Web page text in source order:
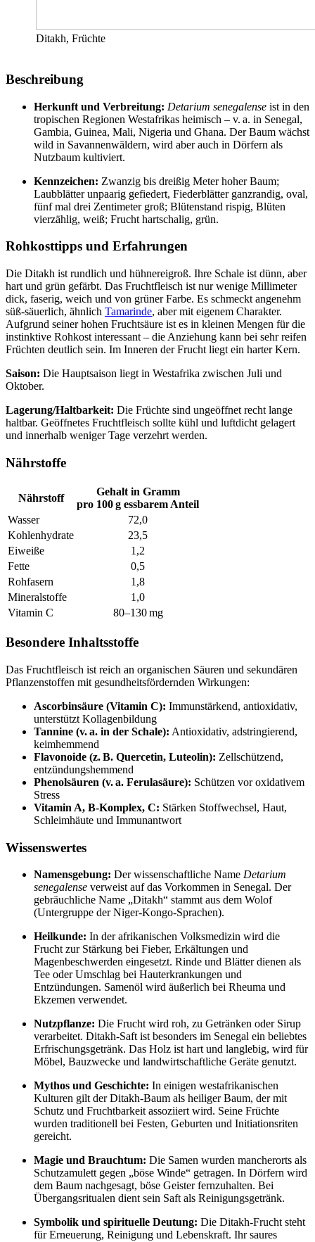
Ditakh, Früchte
Beschreibung
Herkunft und Verbreitung: Detarium senegalense ist in den
tropischen Regionen Westafrikas heimisch – v. a. in Senegal,
Gambia, Guinea, Mali, Nigeria und Ghana. Der Baum wächst
wild in Savannenwäldern, wird aber auch in Dörfern als
Nutzbaum kultiviert.
Kennzeichen: Zwanzig bis dreißig Meter hoher Baum;
Laubblätter unpaarig gefiedert, Fiederblätter ganzrandig, oval,
fünf mal drei Zentimeter groß; Blütenstand rispig, Blüten
vierzählig, weiß; Frucht hartschalig, grün.
Rohkosttipps und Erfahrungen
Die Ditakh ist rundlich und hühnereigroß. Ihre Schale ist dünn, aber
hart und grün gefärbt. Das Fruchtfleisch ist nur wenige Millimeter
dick, faserig, weich und von grüner Farbe. Es schmeckt angenehm
süß-säuerlich, ähnlich Tamarinde, aber mit eigenem Charakter.
Aufgrund seiner hohen Fruchtsäure ist es in kleinen Mengen für die
instinktive Rohkost interessant – die Anziehung kann bei sehr reifen
Früchten deutlich sein. Im Inneren der Frucht liegt ein harter Kern.
Saison: Die Hauptsaison liegt in Westafrika zwischen Juli und
Oktober.
Lagerung/Haltbarkeit: Die Früchte sind ungeöffnet recht lange
haltbar. Geöffnetes Fruchtfleisch sollte kühl und luftdicht gelagert
und innerhalb weniger Tage verzehrt werden.
Nährstoffe
Nährstoff
Gehalt in Gramm
pro 100 g essbarem Anteil
Wasser
72,0
Kohlenhydrate
23,5
Eiweiße
1,2
Fette
0,5
Rohfasern
1,8
Mineralstoffe
1,0
Vitamin C
80–130 mg
Besondere Inhaltsstoffe
Das Fruchtfleisch ist reich an organischen Säuren und sekundären
Pflanzenstoffen mit gesundheitsfördernden Wirkungen:
Ascorbinsäure (Vitamin C): Immunstärkend, antioxidativ,
unterstützt Kollagenbildung
Tannine (v. a. in der Schale): Antioxidativ, adstringierend,
keimhemmend
Flavonoide (z. B. Quercetin, Luteolin): Zellschützend,
entzündungshemmend
Phenolsäuren (v. a. Ferulasäure): Schützen vor oxidativem
Stress
Vitamin A, B-Komplex, C: Stärken Stoffwechsel, Haut,
Schleimhäute und Immunantwort
Wissenswertes
Namensgebung: Der wissenschaftliche Name Detarium
senegalense verweist auf das Vorkommen in Senegal. Der
gebräuchliche Name „Ditakh“ stammt aus dem Wolof
(Untergruppe der Niger-Kongo-Sprachen).
Heilkunde: In der afrikanischen Volksmedizin wird die
Frucht zur Stärkung bei Fieber, Erkältungen und
Magenbeschwerden eingesetzt. Rinde und Blätter dienen als
Tee oder Umschlag bei Hauterkrankungen und
Entzündungen. Samenöl wird äußerlich bei Rheuma und
Ekzemen verwendet.
Nutzpflanze: Die Frucht wird roh, zu Getränken oder Sirup
verarbeitet. Ditakh-Saft ist besonders im Senegal ein beliebtes
Erfrischungsgetränk. Das Holz ist hart und langlebig, wird für
Möbel, Bauzwecke und landwirtschaftliche Geräte genutzt.
Mythos und Geschichte: In einigen westafrikanischen
Kulturen gilt der Ditakh-Baum als heiliger Baum, der mit
Schutz und Fruchtbarkeit assoziiert wird. Seine Früchte
wurden traditionell bei Festen, Geburten und Initiationsriten
gereicht.
Magie und Brauchtum: Die Samen wurden mancherorts als
Schutzamulett gegen „böse Winde“ getragen. In Dörfern wird
dem Baum nachgesagt, böse Geister fernzuhalten. Bei
Übergangsritualen dient sein Saft als Reinigungsgetränk.
Symbolik und spirituelle Deutung: Die Ditakh-Frucht steht
für Erneuerung, Reinigung und Lebenskraft. Ihr saures